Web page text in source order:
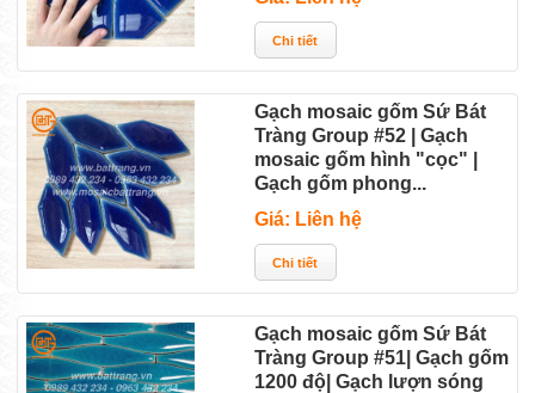
Gạch mosaic gốm Sứ Bát
Tràng Group #52 | Gạch
mosaic gốm hình "cọc" |
Gạch gốm phong...
Giá: Liên hệ
Gạch mosaic gốm Sứ Bát
Tràng Group #51| Gạch gốm
1200 độ| Gạch lượn sóng